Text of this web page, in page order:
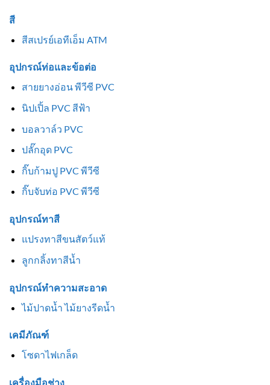
สี
สีสเปรย์เอทีเอ็ม ATM
อุปกรณ์ท่อและข้อต่อ
สายยางอ่อน พีวีซี PVC
นิปเปิ้ล PVC สีฟ้า
บอลวาล์ว PVC
ปลั๊กอุด PVC
กิ๊บก้ามปู PVC พีวีซี
กิ๊บจับท่อ PVC พีวีซี
อุปกรณ์ทาสี
แปรงทาสีขนสัตว์แท้
ลูกกลิ้งทาสีน้ำ
อุปกรณ์ทำความสะอาด
ไม้ปาดน้ำ ไม้ยางรีดน้ำ
เคมีภัณฑ์
โซดาไฟเกล็ด
เครื่องมือช่าง